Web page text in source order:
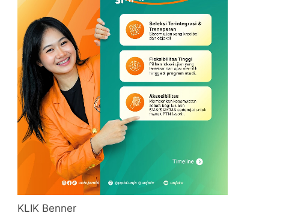
KLIK Benner